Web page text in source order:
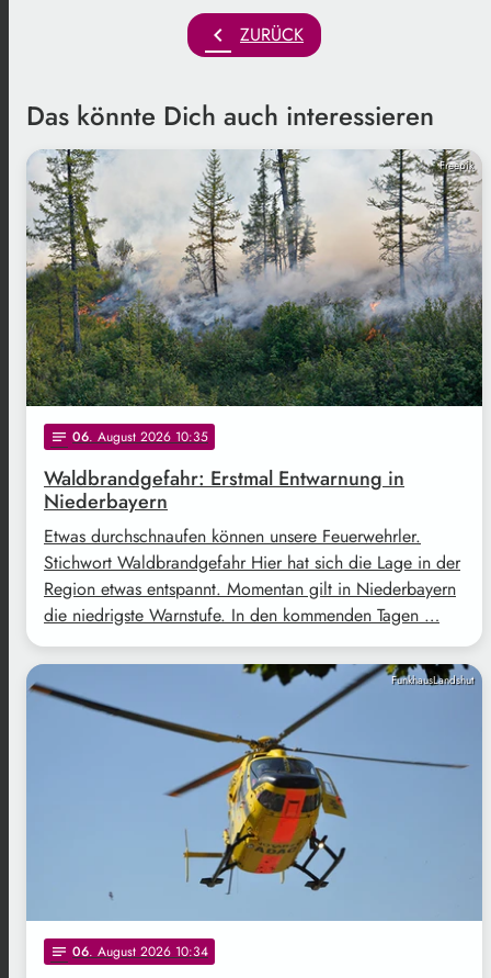
chevron_left ZURÜCK
Das könnte Dich auch interessieren
Freepik
notes 06. August 2026 10:35
Waldbrandgefahr: Erstmal Entwarnung in
Niederbayern
Etwas durchschnaufen können unsere Feuerwehrler.
Stichwort Waldbrandgefahr Hier hat sich die Lage in der
Region etwas entspannt. Momentan gilt in Niederbayern
die niedrigste Warnstufe. In den kommenden Tagen …
FunkhausLandshut
notes 06. August 2026 10:34